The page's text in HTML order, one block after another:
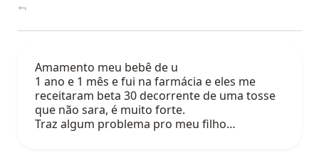
Amamento meu bebê de u
1 ano e 1 mês e fui na farmácia e eles me
receitaram beta 30 decorrente de uma tosse
que não sara, é muito forte.
Traz algum problema pro meu filho…